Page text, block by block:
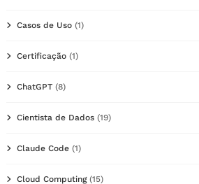
Casos de Uso (1)
Certificação (1)
ChatGPT (8)
Cientista de Dados (19)
Claude Code (1)
Cloud Computing(15)